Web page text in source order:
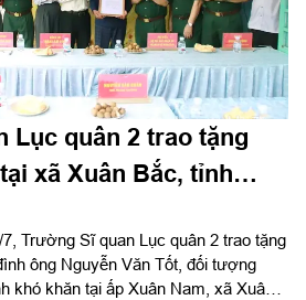
Lục quân 2 trao tặng
xã Xuân Bắc, tỉnh
Trường Sĩ quan Lục quân 2 trao tặng
ông Nguyễn Văn Tốt, đối tượng
khó khăn tại ấp Xuân Nam, xã Xuân